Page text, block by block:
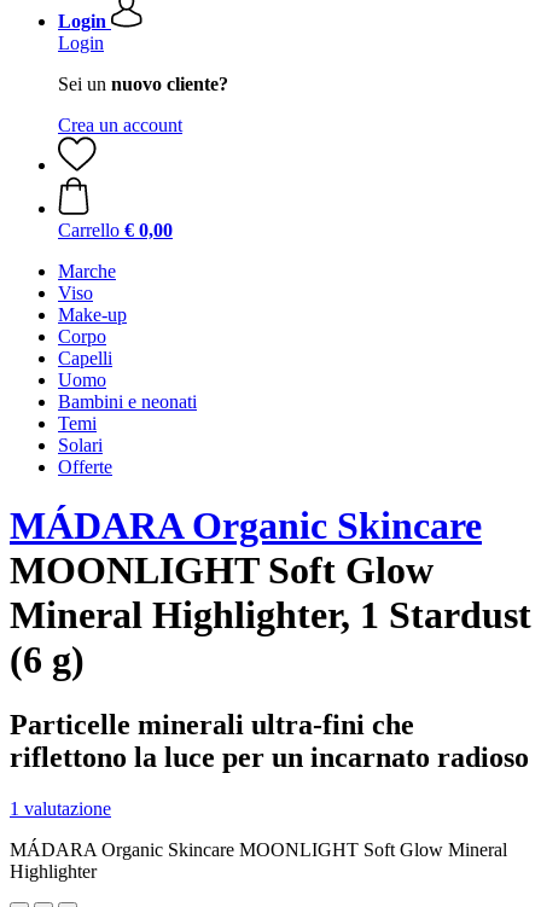
Login
Login
Sei un nuovo cliente?
Crea un account
Carrello € 0,00
Marche
Viso
Make-up
Corpo
Capelli
Uomo
Bambini e neonati
Temi
Solari
Offerte
MÁDARA Organic Skincare
MOONLIGHT Soft Glow
Mineral Highlighter, 1 Stardust
(6 g)
Particelle minerali ultra-fini che
riflettono la luce per un incarnato radioso
1 valutazione
MÁDARA Organic Skincare MOONLIGHT Soft Glow Mineral
Highlighter